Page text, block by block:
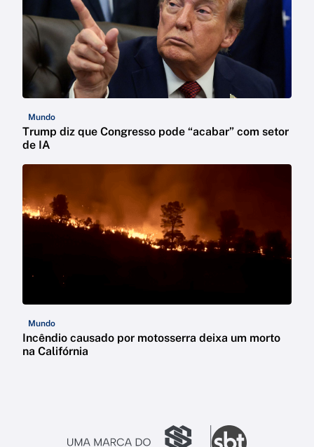
Mundo
Trump diz que Congresso pode “acabar” com setor
de IA
Mundo
Incêndio causado por motosserra deixa um morto
na Califórnia